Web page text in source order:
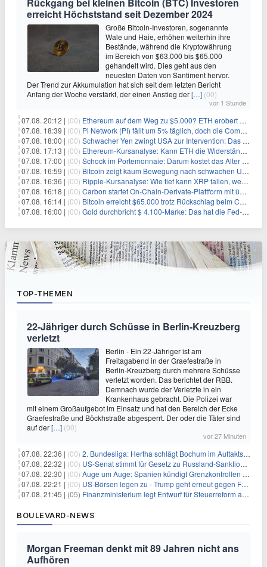
erreicht Höchststand seit Dezember 2024
Große Bitcoin-Investoren, sogenannte
Wale und Haie, erhöhen weiterhin ihre
Bestände, während die Kryptowährung
im Bereich von $63.000 bis $65.000
gehandelt wird. Dies geht aus den
neuesten Daten von Santiment hervor.
Der Trend zur Akkumulation hat sich seit dem letzten Bericht
Anfang der Woche verstärkt, der einen Anstieg der[…] (00)
vor 1 Stunde
07.08. 20:12 | (00) Ethereum auf dem Weg zu $5.000? ETH erobert wichtige Marke zurück, während Institutionen weiter akkumulieren
07.08. 18:39 | (00) Pi Network (PI) fällt um 5% täglich, doch die Community bleibt optimistisch
07.08. 18:00 | (00) Schwacher Yen zwingt USA zur Intervention: Das größte Risiko seit 15 Jahren
07.08. 17:13 | (00) Ethereum-Kursanalyse: Kann ETH die Widerstände der gleitenden Durchschnitte überwinden?
07.08. 17:00 | (00) Schock im Portemonnaie: Darum kostet das Alter deutlich mehr als Sie denken
07.08. 16:59 | (00) Bitcoin zeigt kaum Bewegung nach schwachen US-Arbeitsmarktdaten, Fed-Zinserhöhungschancen sinken auf 44%
07.08. 16:36 | (00) Ripple-Kursanalyse: Wie tief kann XRP fallen, wenn die $1-Unterstützung am Wochenende verloren geht?
07.08. 16:18 | (00) Carbon startet On-Chain-Derivate-Plattform mit über 950 Märkten in einem Konto
07.08. 16:14 | (00) Bitcoin erreicht $65.000 trotz Rückschlag beim CLARITY Act und fehlendem US-Iran-Abkommen
07.08. 16:00 | (00) Gold durchbricht $ 4.100-Marke: Das hat die Fed-Entscheidung ausgelöst
TOP-THEMEN
22-Jähriger durch Schüsse in Berlin-Kreuzberg
verletzt
Berlin - Ein 22-Jähriger ist am
Freitagabend in der Graefestraße in
Berlin-Kreuzberg durch mehrere Schüsse
verletzt worden. Das berichtet der RBB.
Demnach wurde der Verletzte in ein
Krankenhaus gebracht. Die Polizei war
mit einem Großaufgebot im Einsatz und hat den Bereich der Ecke
Graefestraße und Böckhstraße abgesperrt. Der oder die Täter sind
auf der[…] (00)
vor 27 Minuten
07.08. 22:36 | (00) 2. Bundesliga: Hertha schlägt Bochum im Auftaktspiel
07.08. 22:32 | (00) US-Senat stimmt für Gesetz zu Russland-Sanktionen
07.08. 22:30 | (00) Auge um Auge: Spanien kündigt Grenzkontrollen zu Italien an
07.08. 22:21 | (00) US-Börsen legen zu - Trump geht erneut gegen Fed-Gouverneurin vor
07.08. 21:45 | (05) Finanzministerium legt Entwurf für Steuerreform ab 2027 vor
BOULEVARD-NEWS
Morgan Freeman denkt mit 89 Jahren nicht ans
Aufhören